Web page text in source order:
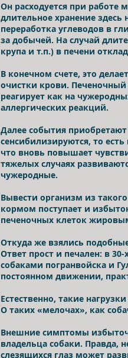
Он расходуется при работе
длительное хранение здесь
переработка углеводов в
за добычей. На случай
крупа и т.п.) в печени
В конечном счете, это
очистки крови. Печеночный
реагирует как на
аллергических реакций.
Далее события
сенсибилизируются, то
что вновь повышает
тяжелых случаях
чужеродные.
Вывести организм из
кормом поступает и
печеночных клеток
Откуда же взялись
Ответ прост и печален: в
собаками погранвойска и
постоянном движении,
Естественно, такие
О таких «мелочах», как
Внешние симптомы
владельца собаки. Правда,
слезящихся глаз может